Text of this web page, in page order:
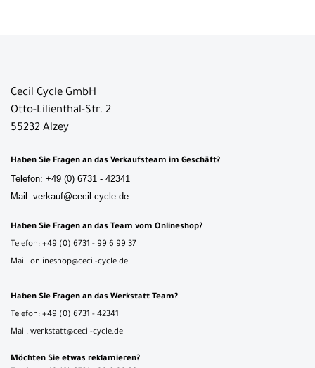
Cecil Cycle GmbH
Otto-Lilienthal-Str. 2
55232 Alzey
Haben Sie Fragen an das Verkaufsteam im Geschäft?
Telefon: +49 (0) 6731 - 42341
Mail: verkauf@cecil-cycle.de
Haben Sie Fragen an das Team vom Onlineshop?
Telefon: +49 (0) 6731 - 99 6 99 37
Mail: onlineshop@cecil-cycle.de
Haben Sie Fragen an das Werkstatt Team?
Telefon: +49 (0) 6731 - 42341
Mail: werkstatt@cecil-cycle.de
Möchten Sie etwas reklamieren?